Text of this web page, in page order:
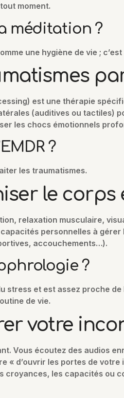
moment.
méditation ?
une hygiène de vie ; c’est
est une thérapie
(auditives ou tactiles)
les chocs émotionnels
?
les traumatismes.
le corps
relaxation musculaire,
personnelles à
accouchements…).
?
stress et est assez proche
de vie.
votre
Vous écoutez des audios
« d’ouvrir les portes de
croyances, les capacités ou